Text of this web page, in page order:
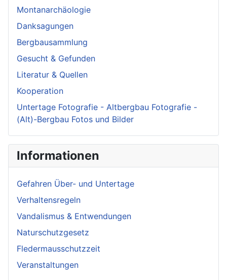
Montanarchäologie
Danksagungen
Bergbausammlung
Gesucht & Gefunden
Literatur & Quellen
Kooperation
Untertage Fotografie - Altbergbau Fotografie -
(Alt)-Bergbau Fotos und Bilder
Informationen
Gefahren Über- und Untertage
Verhaltensregeln
Vandalismus & Entwendungen
Naturschutzgesetz
Fledermausschutzzeit
Veranstaltungen